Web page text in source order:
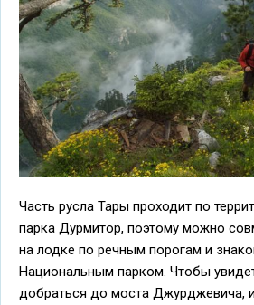
Часть русла Тары проходит по
парка Дурмитор, поэтому можно
на лодке по речным порогам и
Национальным парком. Чтобы
добраться до моста Джурджевича,